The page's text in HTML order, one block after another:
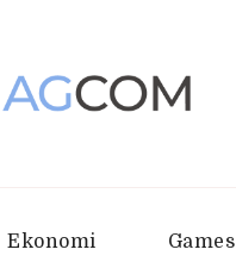
Ekonomi Games